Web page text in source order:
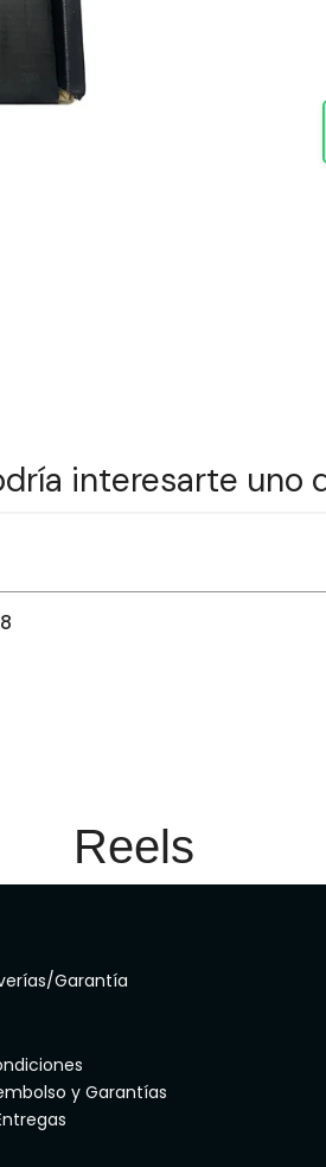
interesarte uno
Reels
Garantía
y Garantías